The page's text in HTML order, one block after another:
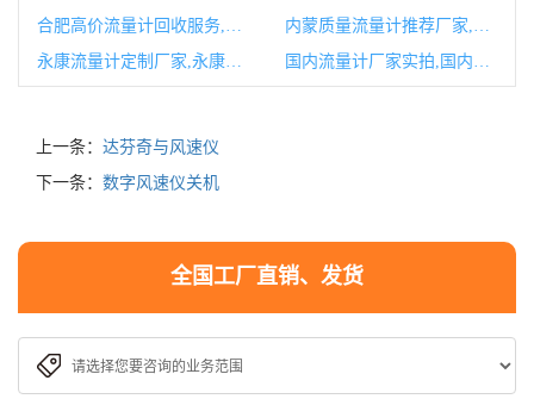
上一条： 达芬奇与风速仪
下一条： 数字风速仪关机
全国工厂直销、发货